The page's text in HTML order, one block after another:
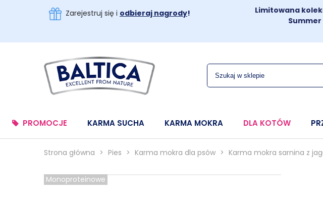
Zarejestruj się i odbieraj nagrody!
Limitowana
Summer
PROMOCJE KARMA SUCHA KARMA MOKRA DLA KOTÓW
Strona główna > Pies > Karma mokra dla psów > Karma mokra sarnina z
Monoproteinowe